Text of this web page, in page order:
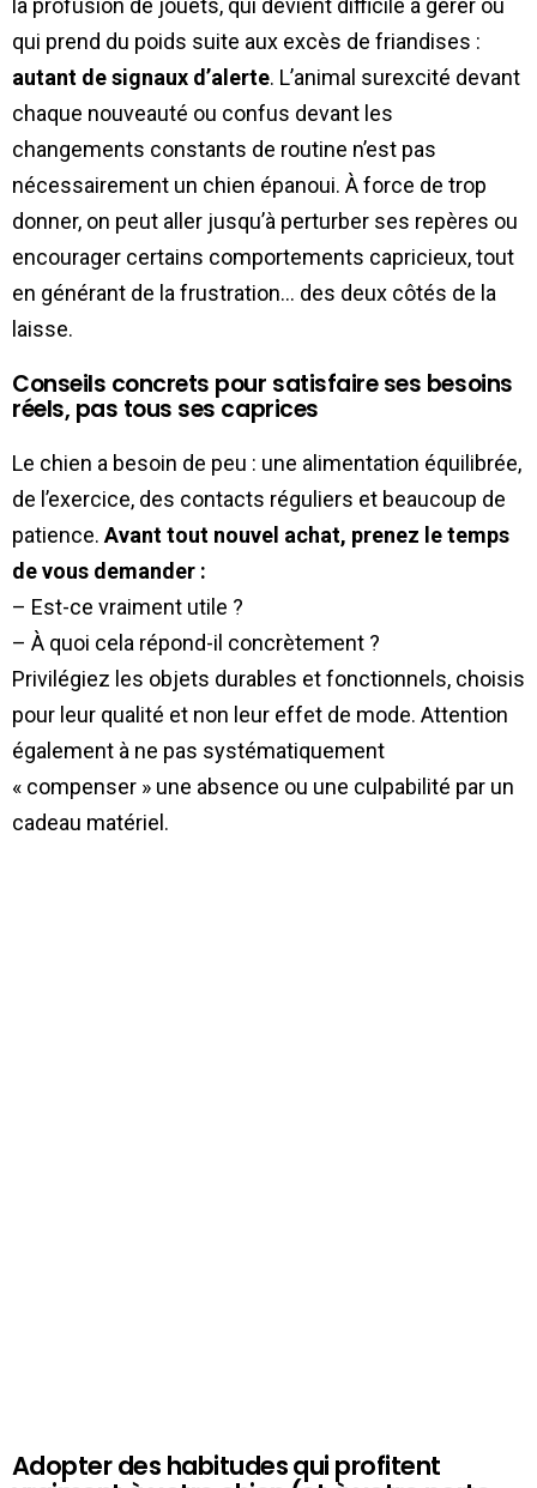
la profusion de jouets, qui devient difficile à gérer ou
qui prend du poids suite aux excès de friandises :
autant de signaux d’alerte. L’animal surexcité devant
chaque nouveauté ou confus devant les
changements constants de routine n’est pas
nécessairement un chien épanoui. À force de trop
donner, on peut aller jusqu’à perturber ses repères ou
encourager certains comportements capricieux, tout
en générant de la frustration… des deux côtés de la
laisse.
Conseils concrets pour satisfaire ses besoins
réels, pas tous ses caprices
Le chien a besoin de peu : une alimentation équilibrée,
de l’exercice, des contacts réguliers et beaucoup de
patience.Avant tout nouvel achat, prenez le temps
de vous demander :
– Est-ce vraiment utile ?
– À quoi cela répond-il concrètement ?
Privilégiez les objets durables et fonctionnels, choisis
pour leur qualité et non leur effet de mode. Attention
également à ne pas systématiquement
« compenser » une absence ou une culpabilité par un
cadeau matériel.
Adopter des habitudes qui profitent